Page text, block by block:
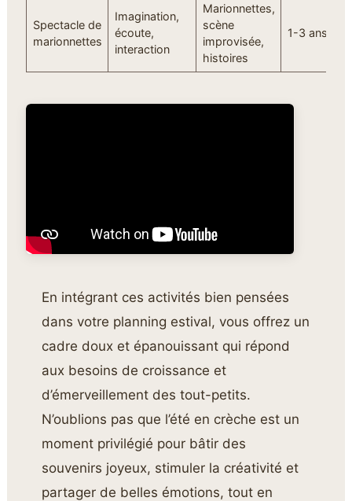
Spectacle de
marionnettes
Imagination,
écoute,
interaction
Marionnettes,
scène
improvisée,
histoires
1-3 ans
En intégrant ces activités bien pensées
dans votre planning estival, vous offrez un
cadre doux et épanouissant qui répond
aux besoins de croissance et
d’émerveillement des tout-petits.
N’oublions pas que l’été en crèche est un
moment privilégié pour bâtir des
souvenirs joyeux, stimuler la créativité et
partager de belles émotions, tout en